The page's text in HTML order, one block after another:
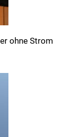
ohne Strom